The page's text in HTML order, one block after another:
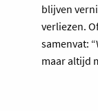
blijven
verliezen.
samenvat:
maar altijd